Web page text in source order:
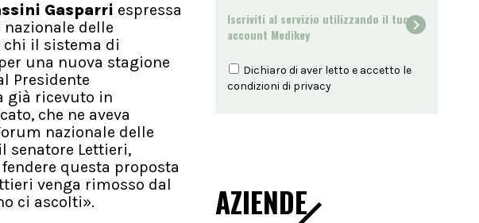
Gasparri espressa
delle
chi il sistema di
una nuova stagione
Presidente
già ricevuto in
che ne aveva
nazionale delle
senatore Lettieri,
questa proposta
venga rimosso dal
ci ascolti».
Iscriviti al servizio utilizzando il tuo
account Medikey
Dichiaro di aver letto e accetto le
condizioni di privacy
AZIENDE